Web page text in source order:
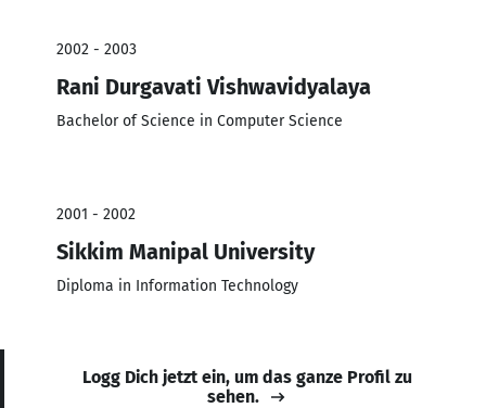
2002 - 2003
Rani Durgavati Vishwavidyalaya
Bachelor of Science in Computer Science
2001 - 2002
Sikkim Manipal University
Diploma in Information Technology
Logg Dich jetzt ein, um das ganze Profil zu
sehen.